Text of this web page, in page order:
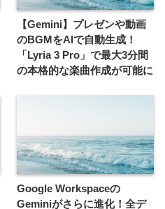
【Gemini】プレゼンや動画
のBGMをAIで自動生成！
「Lyria 3 Pro」で最大3分間
の本格的な楽曲作成が可能に
Google Workspaceの
Geminiがさらに進化！全デ